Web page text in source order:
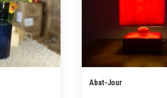
Abat-Jour